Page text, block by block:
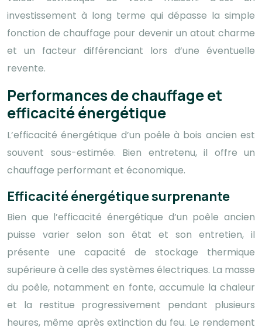
investissement à long terme qui dépasse la simple
fonction de chauffage pour devenir un atout charme
et un facteur différenciant lors d’une éventuelle
revente.
Performances de chauffage et
efficacité énergétique
L’efficacité énergétique d’un poêle à bois ancien est
souvent sous-estimée. Bien entretenu, il offre un
chauffage performant et économique.
Efficacité énergétique surprenante
Bien que l’efficacité énergétique d’un poêle ancien
puisse varier selon son état et son entretien, il
présente une capacité de stockage thermique
supérieure à celle des systèmes électriques. La masse
du poêle, notamment en fonte, accumule la chaleur
et la restitue progressivement pendant plusieurs
heures, même après extinction du feu. Le rendement